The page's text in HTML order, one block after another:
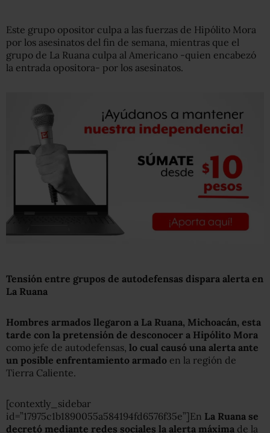
Este grupo opositor culpa a las fuerzas de Hipólito Mora
por los asesinatos del fin de semana, mientras que el
grupo de La Ruana culpa al Americano -quien encabezó
la entrada opositora- por los asesinatos.
Tensión entre grupos de autodefensas dispara alerta en
La Ruana
Hombres armados llegaron a La Ruana, Michoacán, esta
tarde con la pretensión de desconocer a Hipólito Mora
como jefe de autodefensas, lo cual causó una alerta ante
un posible enfrentamiento armado en la región de
Tierra Caliente.
[contextly_sidebar
id=”17975c1b1890055a584194fd6576f35e”]En La Ruana se
decretó mediante redes sociales la alerta máxima de la